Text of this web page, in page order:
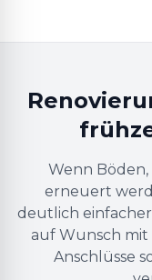
Wenn
erneuert
deutlich
auf Wunsch
Anschlüsse